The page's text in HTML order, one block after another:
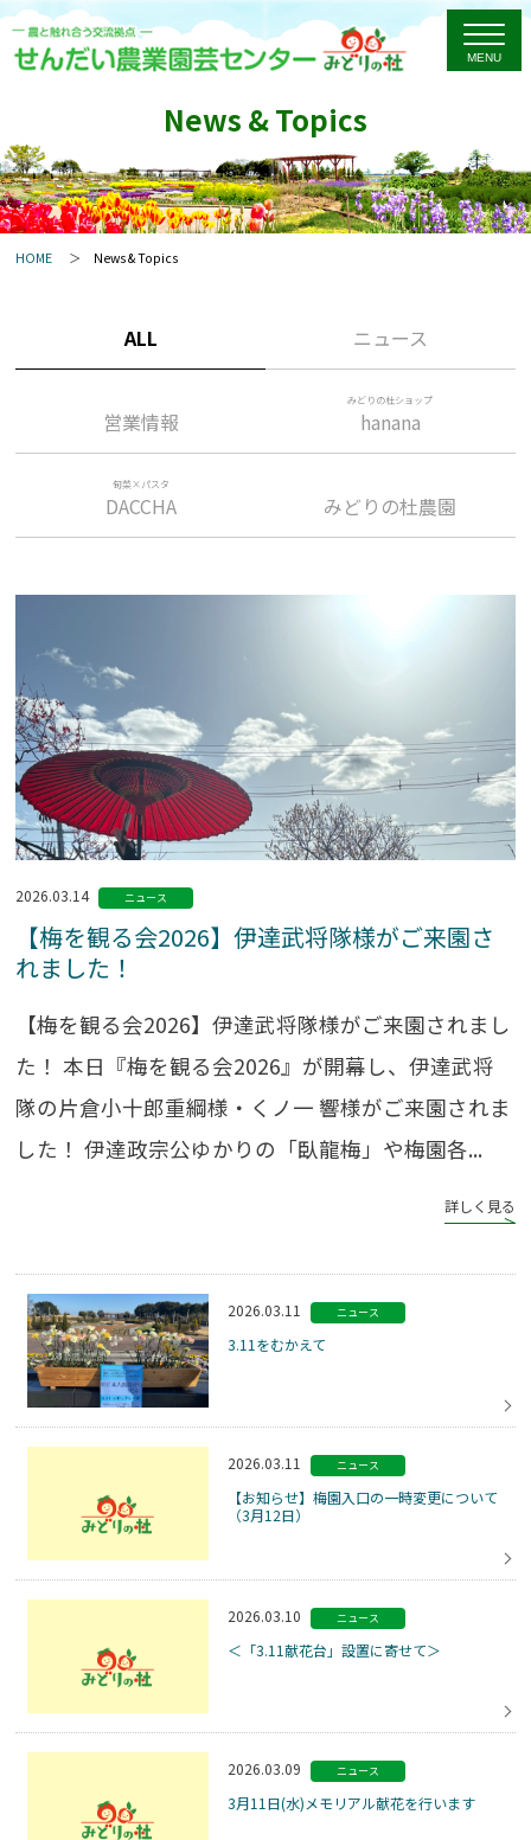
News & Topics
HOME News & Topics
ALL ニュース
営業情報
みどりの杜ショップ
hanana
旬菜×パスタ
DACCHA みどりの杜農園
2026.03.14 ニュース
【梅を観る会2026】伊達武将隊様がご来園さ
れました！
【梅を観る会2026】伊達武将隊様がご来園されまし
た！ 本日『梅を観る会2026』が開幕し、伊達武将
隊の片倉小十郎重綱様・くノ一 響様がご来園されま
した！ 伊達政宗公ゆかりの「臥龍梅」や梅園各...
詳しく見る
2026.03.11 ニュース
3.11をむかえて
2026.03.11 ニュース
【お知らせ】梅園入口の一時変更について
（3月12日）
2026.03.10 ニュース
＜「3.11献花台」設置に寄せて＞
2026.03.09 ニュース
3月11日(水)メモリアル献花を行います